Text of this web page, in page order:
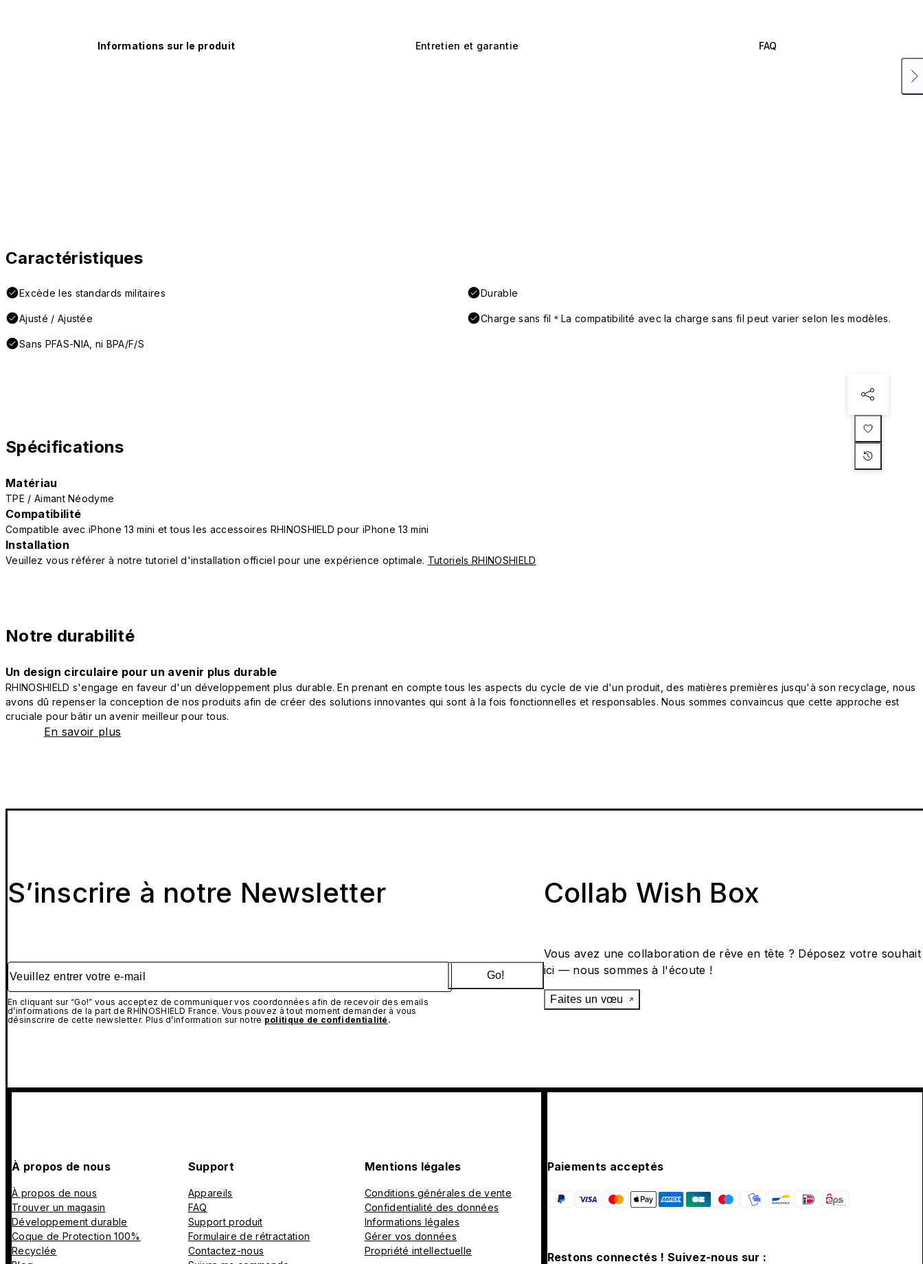
Informations sur le produit Entretien et garantie FAQ
Caractéristiques
Excède les standards militaires Durable
Ajusté / Ajustée Charge sans fil＊La compatibilité avec la charge sans fil peut varier selon les modèles.
Sans PFAS-NIA, ni BPA/F/S
Spécifications
Matériau
TPE / Aimant Néodyme
Compatibilité
Compatible avec iPhone 13 mini et tous les accessoires RHINOSHIELD pour iPhone 13 mini
Installation
Veuillez vous référer à notre tutoriel d'installation officiel pour une expérience optimale. Tutoriels RHINOSHIELD
Notre durabilité
Un design circulaire pour un avenir plus durable
RHINOSHIELD s'engage en faveur d'un développement plus durable. En prenant en compte tous les aspects du cycle de vie d'un produit, des matières premières jusqu'à son recyclage, nous
avons dû repenser la conception de nos produits afin de créer des solutions innovantes qui sont à la fois fonctionnelles et responsables. Nous sommes convaincus que cette approche est
cruciale pour bâtir un avenir meilleur pour tous.
En savoir plus
S’inscrire à notre Newsletter
Veuillez entrer votre e-mail
En cliquant sur “Go!” vous acceptez de communiquer vos coordonnées afin de recevoir des emails
d’informations de la part de RHINOSHIELD France. Vous pouvez à tout moment demander à vous
désinscrire de cette newsletter. Plus d’information sur notre politique de confidentialité .
Go!
Collab Wish Box
Vous avez une collaboration de rêve en tête ? Déposez votre souhait
ici — nous sommes à l'écoute !
Faites un vœu
À propos de nous
À propos de nous
Trouver un magasin
Développement durable
Coque de Protection 100%
Recyclée
Support
Appareils
FAQ
Support produit
Formulaire de rétractation
Contactez-nous
Mentions légales
Conditions générales de vente
Confidentialité des données
Informations légales
Gérer vos données
Propriété intellectuelle
Paiements acceptés
Restons connectés ! Suivez-nous sur :